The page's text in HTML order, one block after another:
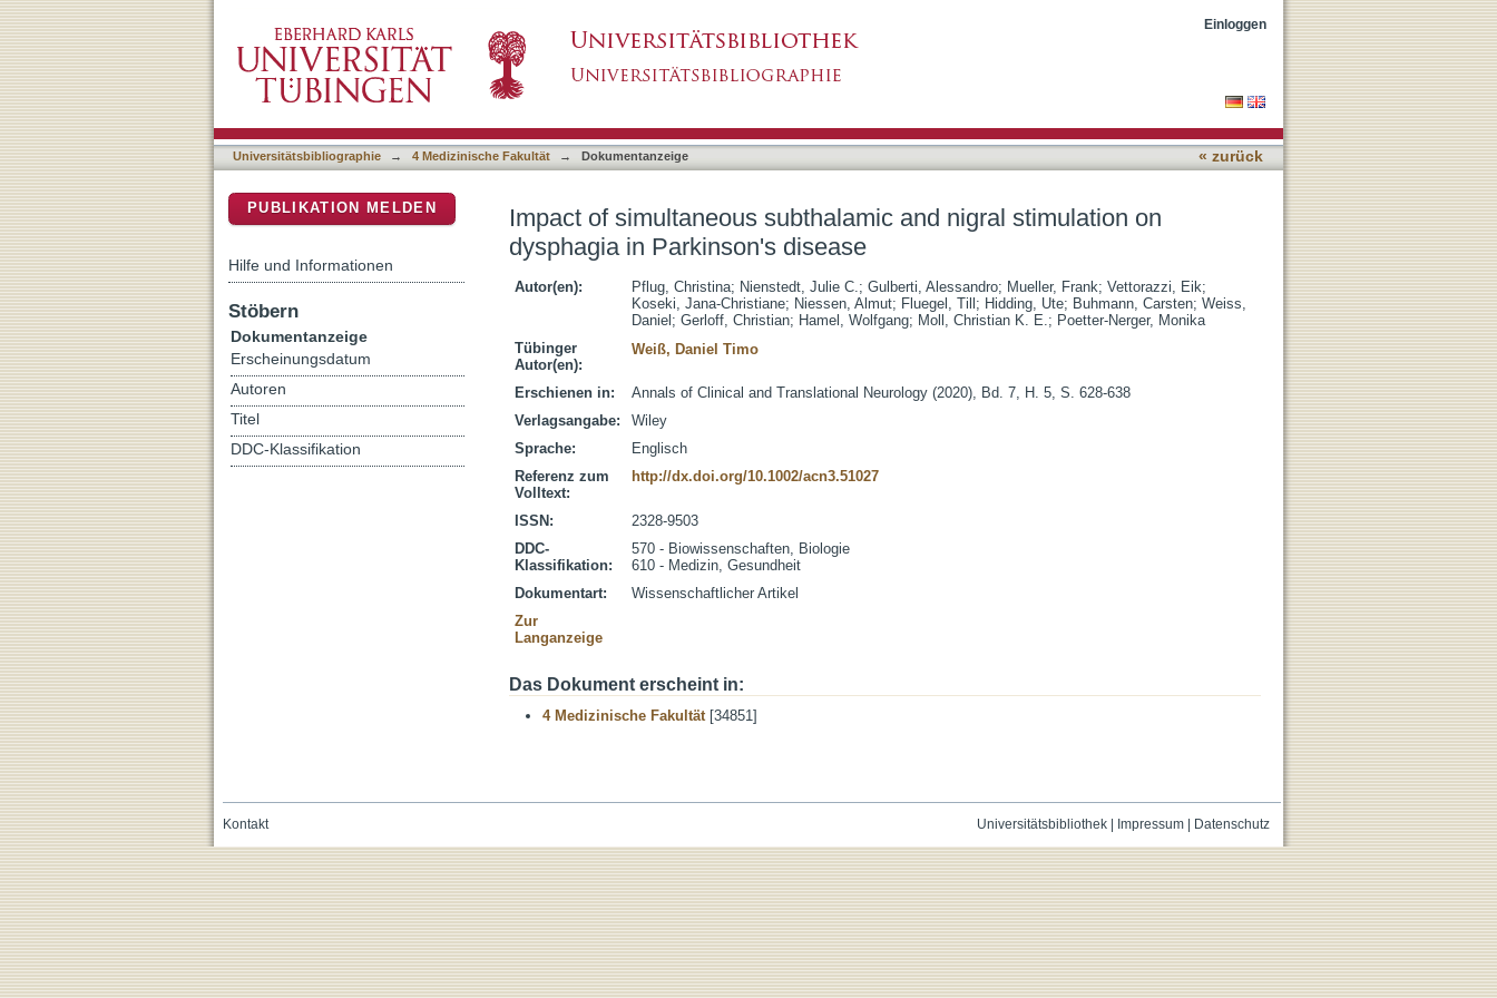
Impact of simultaneous subthalamic and nigral stimulation on dysphagia in Parkinson's diseaseEinloggen
Universitätsbibliographie → 4 Medizinische Fakultät → Dokumentanzeige « zurück
Impact of simultaneous subthalamic and nigral stimulation on
dysphagia in Parkinson's disease
Autor(en): Pflug, Christina; Nienstedt, Julie C.; Gulberti, Alessandro; Mueller, Frank; Vettorazzi, Eik;
Koseki, Jana-Christiane; Niessen, Almut; Fluegel, Till ; Hidding, Ute; Buhmann, Carsten; Weiss,
Daniel ; Gerloff, Christian; Hamel, Wolfgang; Moll, Christian K. E.; Poetter-Nerger, Monika
Tübinger
Autor(en):
Weiß, Daniel Timo
Erschienen in:
Annals of Clinical and Translational Neurology (2020), Bd. 7, H. 5, S. 628-638
Verlagsangabe:
Wiley
Sprache:
Englisch
Referenz zum
Volltext:
http://dx.doi.org/10.1002/acn3.51027
ISSN:
2328-9503
DDC-
Klassifikation:
570 - Biowissenschaften, Biologie
610 - Medizin, Gesundheit
Dokumentart:
Wissenschaftlicher Artikel
Zur
Langanzeige
Das Dokument erscheint in:
4 Medizinische Fakultät[34851]
PUBLIKATION MELDEN
Hilfe und Informationen
Stöbern
Dokumentanzeige
Erscheinungsdatum
Autoren
Titel
DDC-Klassifikation
Universitätsbibliothek| Impressum| Datenschutz
Kontakt